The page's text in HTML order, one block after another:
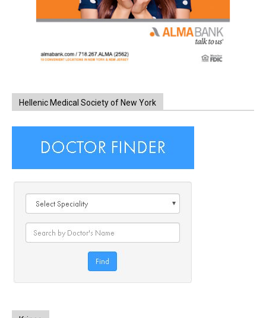
Hellenic Medical Society of New York